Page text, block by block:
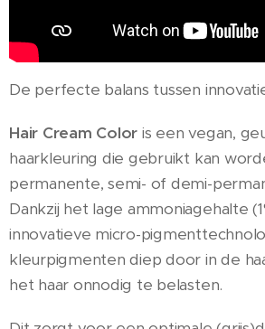
De perfecte balans tussen
Hair Cream Color is een vegan,
haarkleuring die gebruikt kan
permanente, semi- of demi-
Dankzij het lage ammoniagehalte
innovatieve micro-
kleurpigmenten diep door in de
het haar onnodig te belasten.